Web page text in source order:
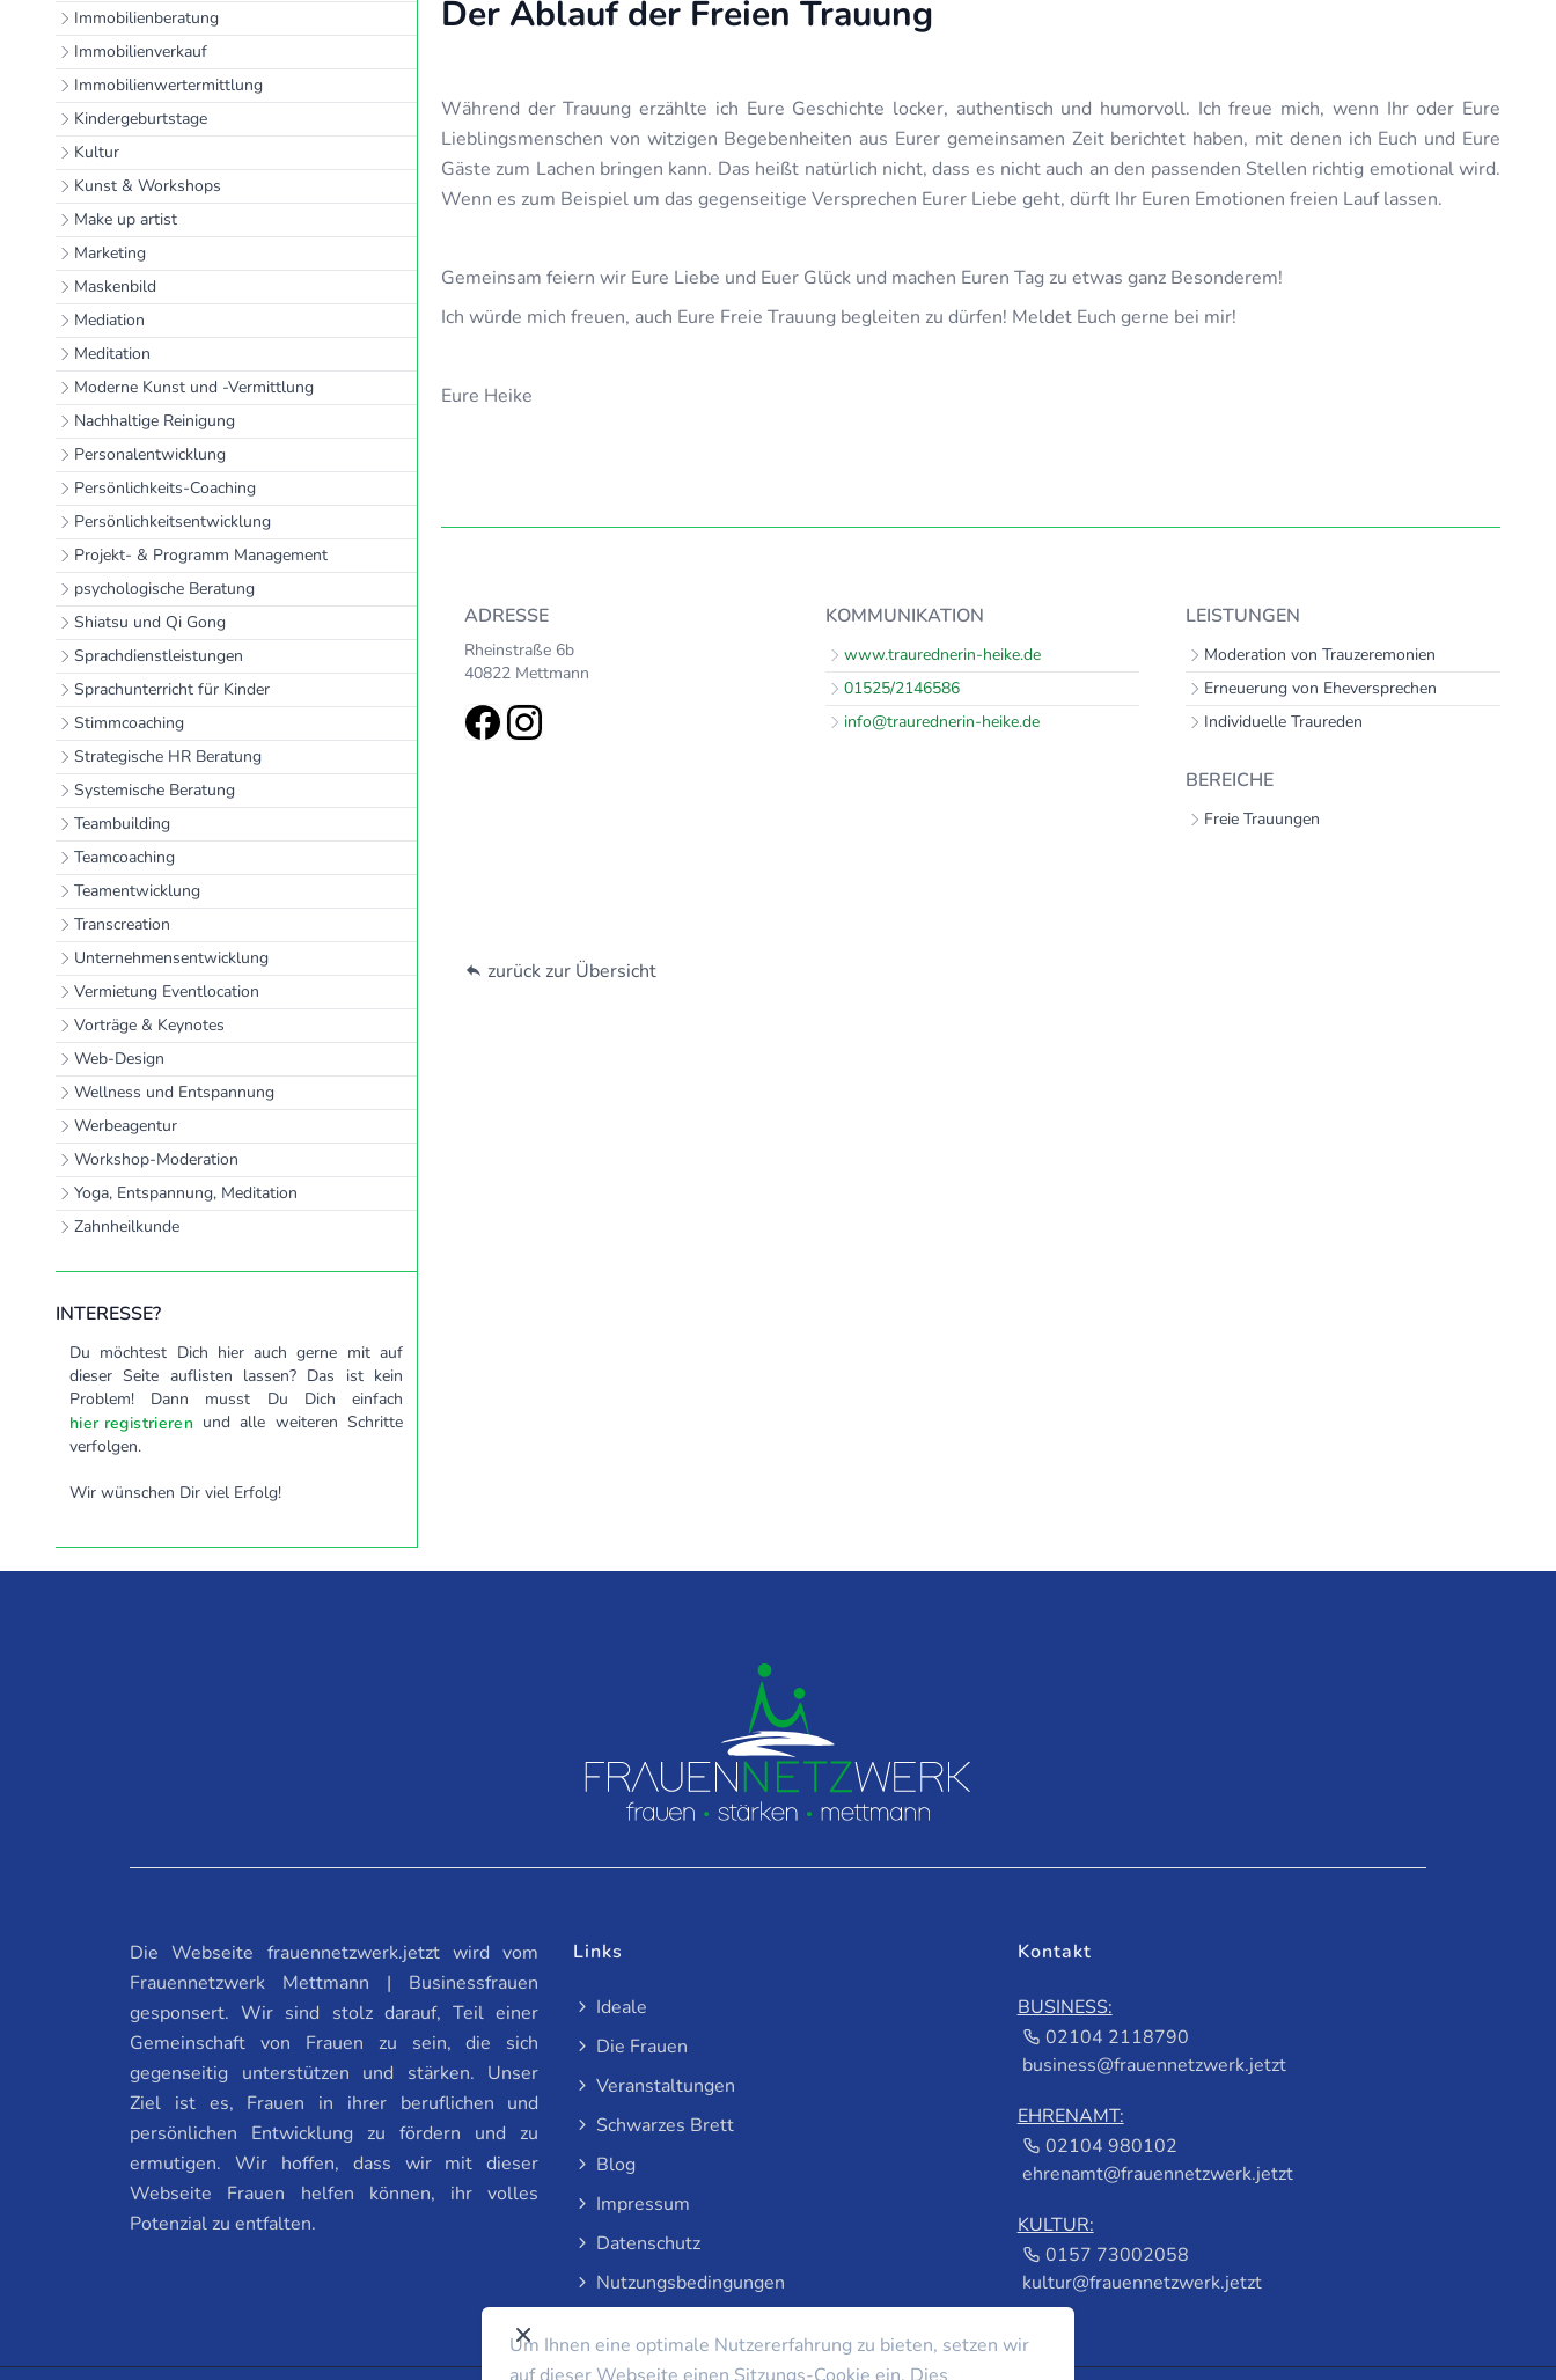
Immobilienberatung
Immobilienverkauf
Immobilienwertermittlung
Kindergeburtstage
Kultur
Kunst & Workshops
Make up artist
Marketing
Maskenbild
Mediation
Meditation
Moderne Kunst und -Vermittlung
Nachhaltige Reinigung
Personalentwicklung
Persönlichkeits-Coaching
Persönlichkeitsentwicklung
Projekt- & Programm Management
psychologische Beratung
Shiatsu und Qi Gong
Sprachdienstleistungen
Sprachunterricht für Kinder
Stimmcoaching
Strategische HR Beratung
Systemische Beratung
Teambuilding
Teamcoaching
Teamentwicklung
Transcreation
Unternehmensentwicklung
Vermietung Eventlocation
Vorträge & Keynotes
Web-Design
Wellness und Entspannung
Werbeagentur
Workshop-Moderation
Yoga, Entspannung, Meditation
Zahnheilkunde
INTERESSE?
Du möchtest Dich hier auch gerne mit auf
dieser Seite auflisten lassen? Das ist kein
Problem! Dann musst Du Dich einfach
hier registrierenund alle weiteren Schritte
verfolgen.
Wir wünschen Dir viel Erfolg!
Der Ablauf der Freien Trauung
Während der Trauung erzählte ich Eure Geschichte locker, authentisch und humorvoll. Ich freue mich, wenn Ihr oder Eure
Lieblingsmenschen von witzigen Begebenheiten aus Eurer gemeinsamen Zeit berichtet haben, mit denen ich Euch und Eure
Gäste zum Lachen bringen kann. Das heißt natürlich nicht, dass es nicht auch an den passenden Stellen richtig emotional wird.
Wenn es zum Beispiel um das gegenseitige Versprechen Eurer Liebe geht, dürft Ihr Euren Emotionen freien Lauf lassen.
Gemeinsam feiern wir Eure Liebe und Euer Glück und machen Euren Tag zu etwas ganz Besonderem!
Ich würde mich freuen, auch Eure Freie Trauung begleiten zu dürfen! Meldet Euch gerne bei mir!
Eure Heike
ADRESSE
Rheinstraße 6b
40822 Mettmann
KOMMUNIKATION
www.traurednerin-heike.de
01525/2146586
info@traurednerin-heike.de
LEISTUNGEN
Moderation von Trauzeremonien
Erneuerung von Eheversprechen
Individuelle Traureden
BEREICHE
Freie Trauungen
zurück zur Übersicht
Die Webseite frauennetzwerk.jetzt wird vom
Frauennetzwerk Mettmann | Businessfrauen
gesponsert. Wir sind stolz darauf, Teil einer
Gemeinschaft von Frauen zu sein, die sich
gegenseitig unterstützen und stärken. Unser
Ziel ist es, Frauen in ihrer beruflichen und
persönlichen Entwicklung zu fördern und zu
ermutigen. Wir hoffen, dass wir mit dieser
Webseite Frauen helfen können, ihr volles
Potenzial zu entfalten.
Links
Ideale
Die Frauen
Veranstaltungen
Schwarzes Brett
Blog
Impressum
Datenschutz
Nutzungsbedingungen
Kontakt
BUSINESS:
02104 2118790
business@frauennetzwerk.jetzt
EHRENAMT:
02104 980102
ehrenamt@frauennetzwerk.jetzt
KULTUR:
0157 73002058
kultur@frauennetzwerk.jetzt
Um Ihnen eine optimale Nutzererfahrung zu bieten, setzen wir